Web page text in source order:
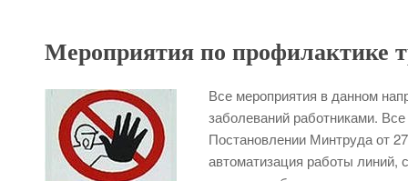
Мероприятия по профилактике
Все мероприятия в данном
заболеваний работниками.
Постановлении Минтруда от
автоматизация работы линий,